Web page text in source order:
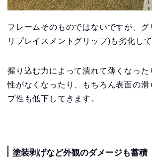
フレームそのものではないですが、
リプレイスメントグリップ)も劣化して
握り込む力によって潰れて薄くなった
性がなくなったり、もちろん表面の滑
プ性も低下してきます。
塗装剥げなど外観のダメージも蓄積